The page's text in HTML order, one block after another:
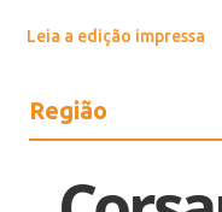
Leia a edição impressa
Região